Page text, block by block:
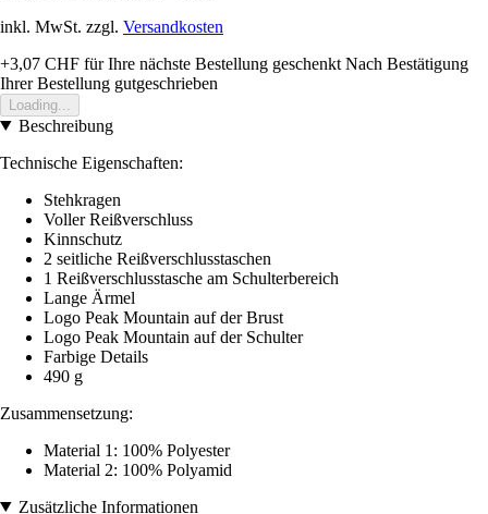
inkl. MwSt. zzgl. Versandkosten
+3,07 CHF für Ihre nächste Bestellung geschenkt Nach Bestätigung
Ihrer Bestellung gutgeschrieben
Loading...
Beschreibung
Technische Eigenschaften:
Stehkragen
Voller Reißverschluss
Kinnschutz
2 seitliche Reißverschlusstaschen
1 Reißverschlusstasche am Schulterbereich
Lange Ärmel
Logo Peak Mountain auf der Brust
Logo Peak Mountain auf der Schulter
Farbige Details
490 g
Zusammensetzung:
Material 1: 100% Polyester
Material 2: 100% Polyamid
Zusätzliche Informationen